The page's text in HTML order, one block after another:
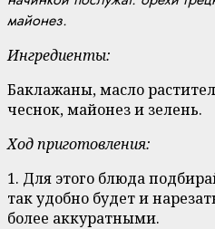
майонез.
Ингредиенты:
Баклажаны, масло
чеснок, майонез и зелень.
Ход приготовления:
1. Для этого блюда
так удобно будет и
более аккуратными.